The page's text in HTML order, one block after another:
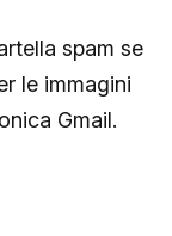
spam se
le immagini
Gmail.